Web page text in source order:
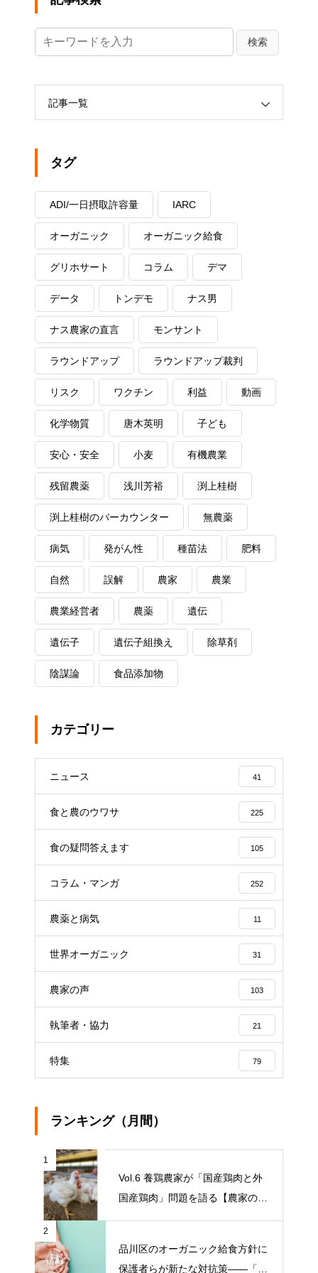
記事一覧
タグ
ADI/一日摂取許容量 IARC
オーガニック オーガニック給食
グリホサート コラム デマ
データ トンデモ ナス男
ナス農家の直言 モンサント
ラウンドアップ ラウンドアップ裁判
リスク ワクチン 利益 動画
化学物質 唐木英明 子ども
安心・安全 小麦 有機農業
残留農薬 浅川芳裕 渕上桂樹
渕上桂樹のバーカウンター 無農薬
病気 発がん性 種苗法 肥料
自然 誤解 農家 農業
農業経営者 農薬 遺伝
遺伝子 遺伝子組換え 除草剤
陰謀論 食品添加物
カテゴリー
ニュース 41
食と農のウワサ 225
食の疑問答えます 105
コラム・マンガ 252
農薬と病気 11
世界オーガニック 31
農家の声 103
執筆者・協力 21
特集 79
ランキング（月間）
1
Vol.6 養鶏農家が「国産鶏肉と外
国産鶏肉」問題を語る【農家の本
音 〇〇（問題）を語る】
2
品川区のオーガニック給食方針に
保護者らが新たな対抗策——「品